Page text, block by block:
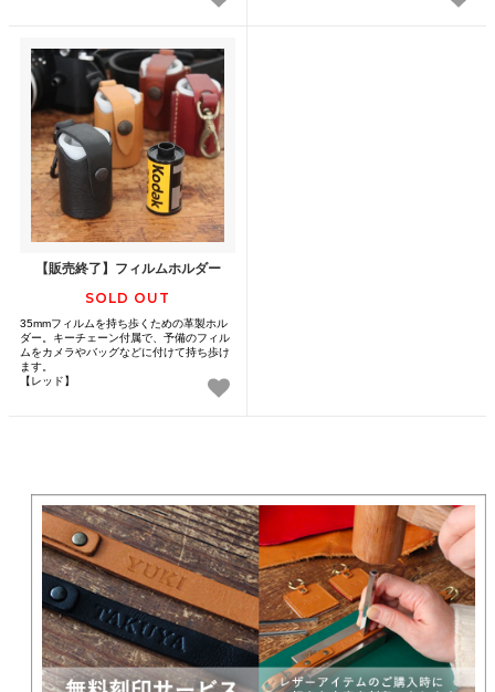
【販売終了】フィルムホルダー
SOLD OUT
35mmフィルムを持ち歩くための革製ホル
ダー。キーチェーン付属で、予備のフィル
ムをカメラやバッグなどに付けて持ち歩け
ます。
【レッド】